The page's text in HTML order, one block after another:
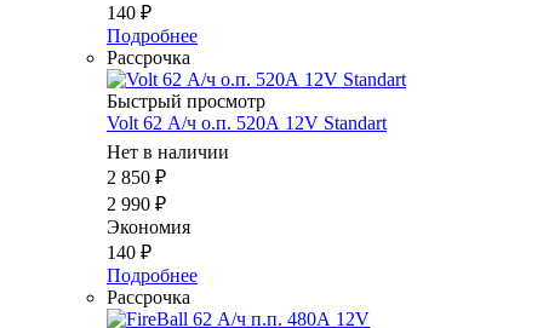
140 ₽
Подробнее
Рассрочка
Быстрый просмотр
Volt 62 А/ч о.п. 520А 12V Standart
Нет в наличии
2 850 ₽
2 990 ₽
Экономия
140 ₽
Подробнее
Рассрочка